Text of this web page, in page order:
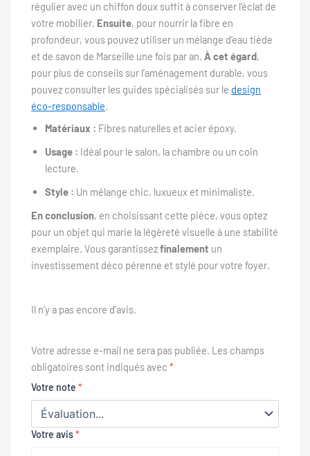
régulier avec un chiffon doux suffit à conserver l’éclat de
votre mobilier. Ensuite, pour nourrir la fibre en
profondeur, vous pouvez utiliser un mélange d’eau tiède
et de savon de Marseille une fois par an. À cet égard,
pour plus de conseils sur l’aménagement durable, vous
pouvez consulter les guides spécialisés sur le design
éco-responsable.
Matériaux : Fibres naturelles et acier époxy.
Usage : Idéal pour le salon, la chambre ou un coin
lecture.
Style : Un mélange chic, luxueux et minimaliste.
En conclusion, en choisissant cette pièce, vous optez
pour un objet qui marie la légèreté visuelle à une stabilité
exemplaire. Vous garantissezfinalement un
investissement déco pérenne et stylé pour votre foyer.
Il n’y a pas encore d’avis.
Votre adresse e-mail ne sera pas publiée. Les champs
obligatoires sont indiqués avec *
Votre note *
Votre avis*